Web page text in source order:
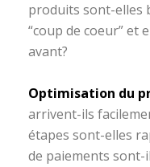
produits sont-elles
“coup de coeur” et
avant?
Optimisation du
arrivent-ils
étapes sont-elles
de paiements sont-